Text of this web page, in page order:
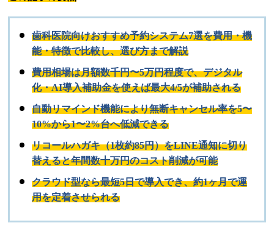
歯科医院向けおすすめ予約システム7選を費用・機
能・特徴で比較し、選び方まで解説
費用相場は月額数千円〜5万円程度で、デジタル
化・AI導入補助金を使えば最大4/5が補助される
自動リマインド機能により無断キャンセル率を5〜
10%から1〜2%台へ低減できる
リコールハガキ（1枚約85円）をLINE通知に切り
替えると年間数十万円のコスト削減が可能
クラウド型なら最短5日で導入でき、約1ヶ月で運
用を定着させられる